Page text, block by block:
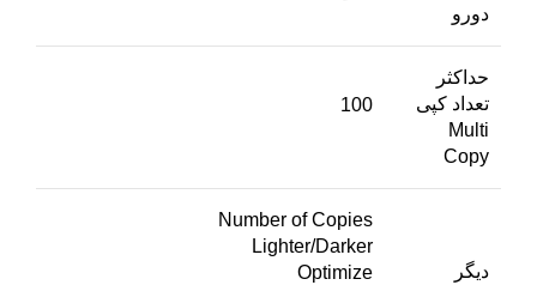
دورو
حداکثر
تعداد کپی
Multi
Copy
100
دیگر
Number of Copies
Lighter/Darker
Optimize